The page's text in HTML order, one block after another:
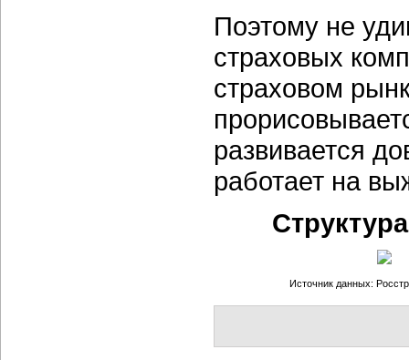
Поэтому не
страховых
страховом
развивается
работает на
Источник данных: